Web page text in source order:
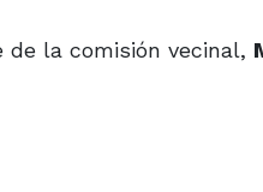
de la comisión vecinal,